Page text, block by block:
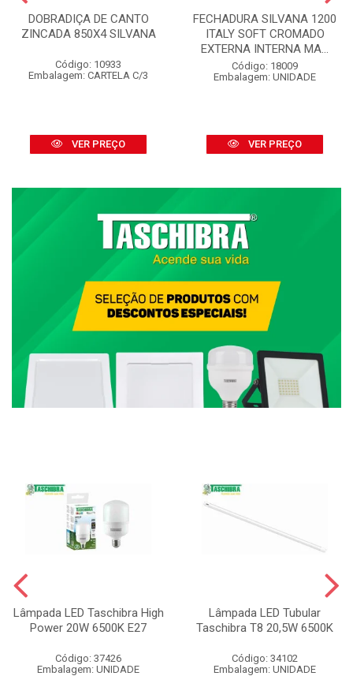
DOBRADIÇA DE CANTO
ZINCADA 850X4 SILVANA
Código: 10933
Embalagem: CARTELA C/3
VER PREÇO
FECHADURA SILVANA 1200
ITALY SOFT CROMADO
EXTERNA INTERNA MA...
Código: 18009
Embalagem: UNIDADE
VER PREÇO
Lâmpada LED Taschibra High
Power 20W 6500K E27
Código: 37426
Embalagem: UNIDADE
Lâmpada LED Tubular
Taschibra T8 20,5W 6500K
Código: 34102
Embalagem: UNIDADE